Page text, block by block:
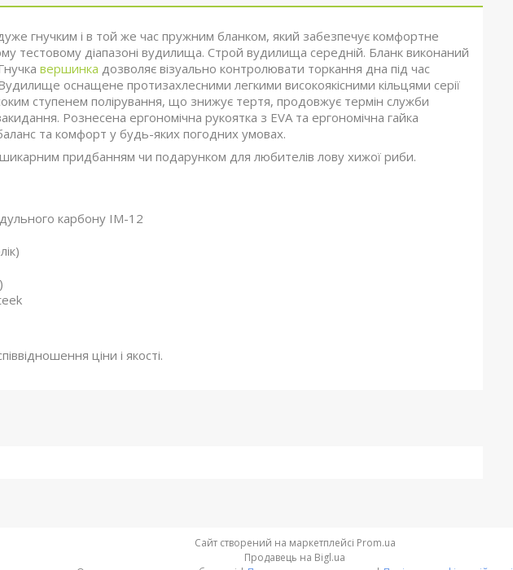
гнучким і в той же час пружним бланком, який забезпечує комфортне
тестовому діапазоні вудилища. Строй вудилища середній. Бланк виконаний
вершинка дозволяє візуально контролювати торкання дна під час
оснащене протизахлесними легкими високоякісними кільцями серії
ступенем полірування, що знижує тертя, продовжує термін служби
Рознесена ергономічна рукоятка з EVA та ергономічна гайка
та комфорт у будь-яких погодних умовах.
шикарним придбанням чи подарунком для любителів лову хижої риби.
карбону IM-12
ціни і якості.
Сайт створений на маркетплейсі Prom.ua
Продавець на Bigl.ua